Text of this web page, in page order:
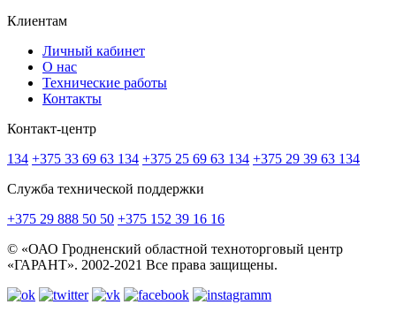
Клиентам
Личный кабинет
О нас
Технические работы
Контакты
Контакт-центр
134 +375 33 69 63 134 +375 25 69 63 134 +375 29 39 63 134
Служба технической поддержки
+375 29 888 50 50 +375 152 39 16 16
© «ОАО Гродненский областной техноторговый центр
«ГАРАНТ». 2002-2021 Все права защищены.